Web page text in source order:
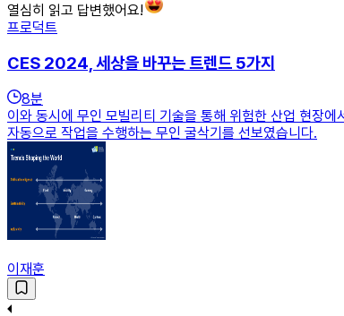
열심히 읽고 답변했어요!
프로덕트
CES 2024, 세상을 바꾸는 트렌드 5가지
8분
이와 동시에 무인 모빌리티 기술을 통해 위험한 산업 현장
자동으로 작업을 수행하는 무인 굴삭기를 선보였습니다.
이재훈